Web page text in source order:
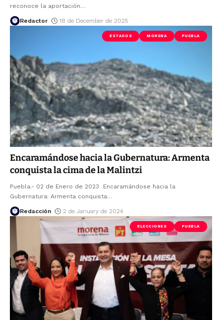
reconoce la aportación…
Redactor 18 de December de 2025
ESTADOS MORENA PUEBLA
Encaramándose hacia la Gubernatura: Armenta
conquista la cima de la Malintzi
Puebla.- 02 de Enero de 2023 Encaramándose hacia la
Gubernatura: Armenta conquista…
Redacción 2 de January de 2024
ELECCIONES PUEBLA